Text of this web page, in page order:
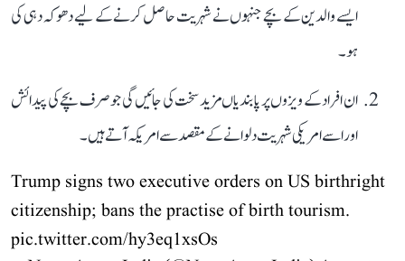
ایسے والدین کے بچے جنہوں نے شہریت حاصل کرنے کے لیے دھوکہ دہی کی
ہو۔
ان افراد کے ویزوں پر پابندیاں مزید سخت کی جائیں گی جو صرف بچے کی پیدائش
اور اسے امریکی شہریت دلوانے کے مقصد سے امریکہ آتے ہیں۔
Trump signs two executive orders on US birthright
citizenship; bans the practise of birth tourism.
pic.twitter.com/hy3eq1xsOs